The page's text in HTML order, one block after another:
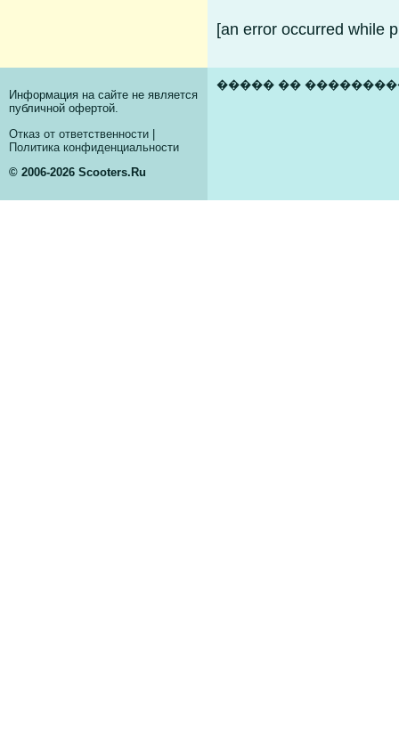
[an error occurred while
Информация на сайте не является
публичной офертой.
Отказ от ответственности |
Политика конфиденциальности
© 2006-2026 Scooters.Ru
����� ��